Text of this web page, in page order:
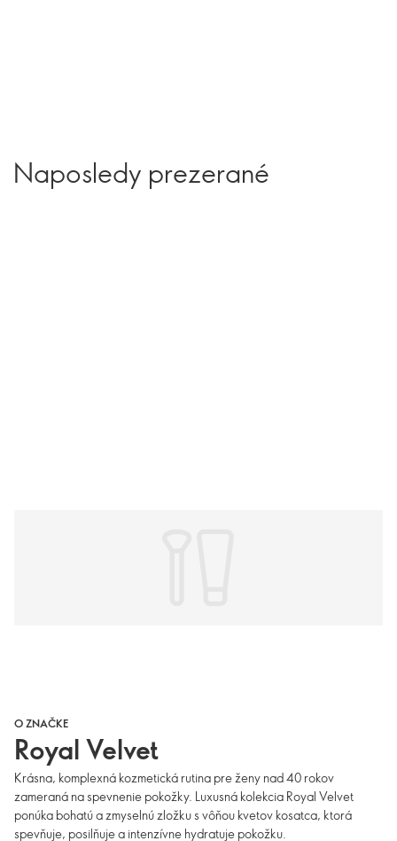
Naposledy prezerané
O ZNAČKE
Royal Velvet
Krásna, komplexná kozmetická rutina pre ženy nad 40 rokov
zameraná na spevnenie pokožky. Luxusná kolekcia Royal Velvet
ponúka bohatú a zmyselnú zložku s vôňou kvetov kosatca, ktorá
spevňuje, posilňuje a intenzívne hydratuje pokožku.